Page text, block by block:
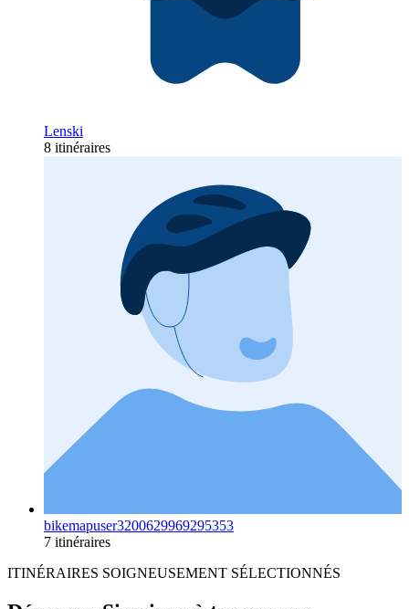
Lenski
8 itinéraires
bikemapuser3200629969295353
7 itinéraires
ITINÉRAIRES SOIGNEUSEMENT SÉLECTIONNÉS